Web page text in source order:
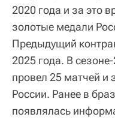
2020 года и за это
золотые медали
Предыдущий
2025 года. В
провел 25 матчей и
России. Ранее в
появлялась